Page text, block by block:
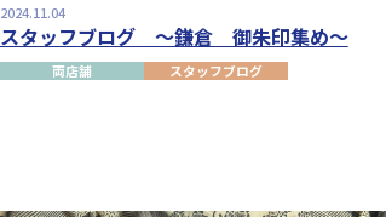
2024.11.04
スタッフブログ ～鎌倉 御朱印集め～
両店舗 スタッフブログ